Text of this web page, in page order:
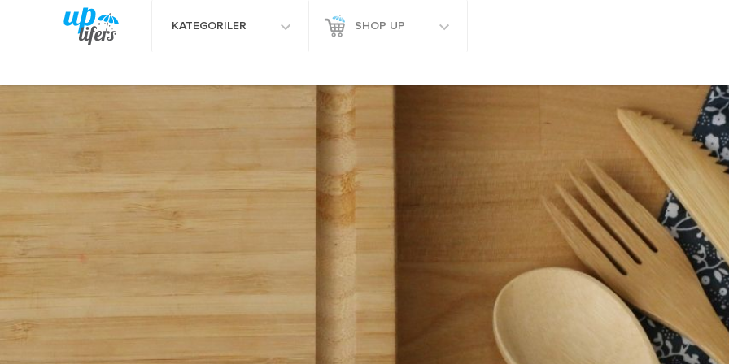
KATEGORİLER SHOP UP